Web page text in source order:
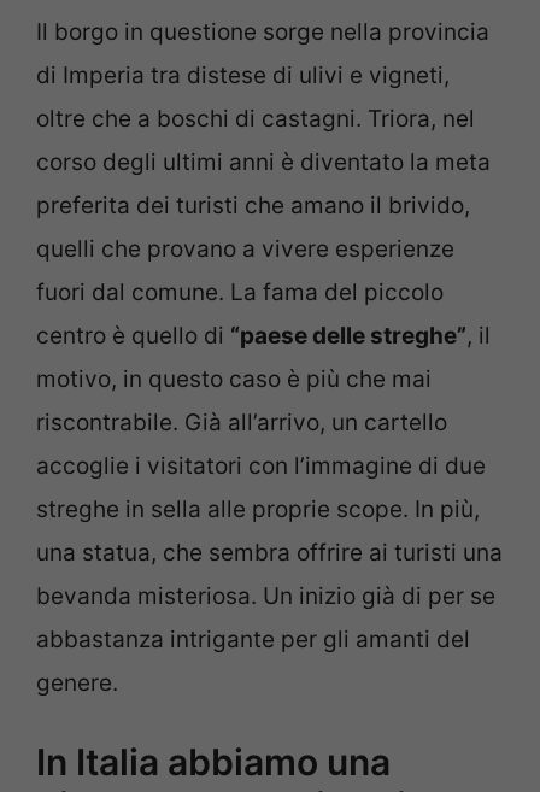
Il borgo in questione sorge nella provincia
di Imperia tra distese di ulivi e vigneti,
oltre che a boschi di castagni. Triora, nel
corso degli ultimi anni è diventato la meta
preferita dei turisti che amano il brivido,
quelli che provano a vivere esperienze
fuori dal comune. La fama del piccolo
centro è quello di “paese delle streghe”, il
motivo, in questo caso è più che mai
riscontrabile. Già all’arrivo, un cartello
accoglie i visitatori con l’immagine di due
streghe in sella alle proprie scope. In più,
una statua, che sembra offrire ai turisti una
bevanda misteriosa. Un inizio già di per se
abbastanza intrigante per gli amanti del
genere.
In Italia abbiamo una